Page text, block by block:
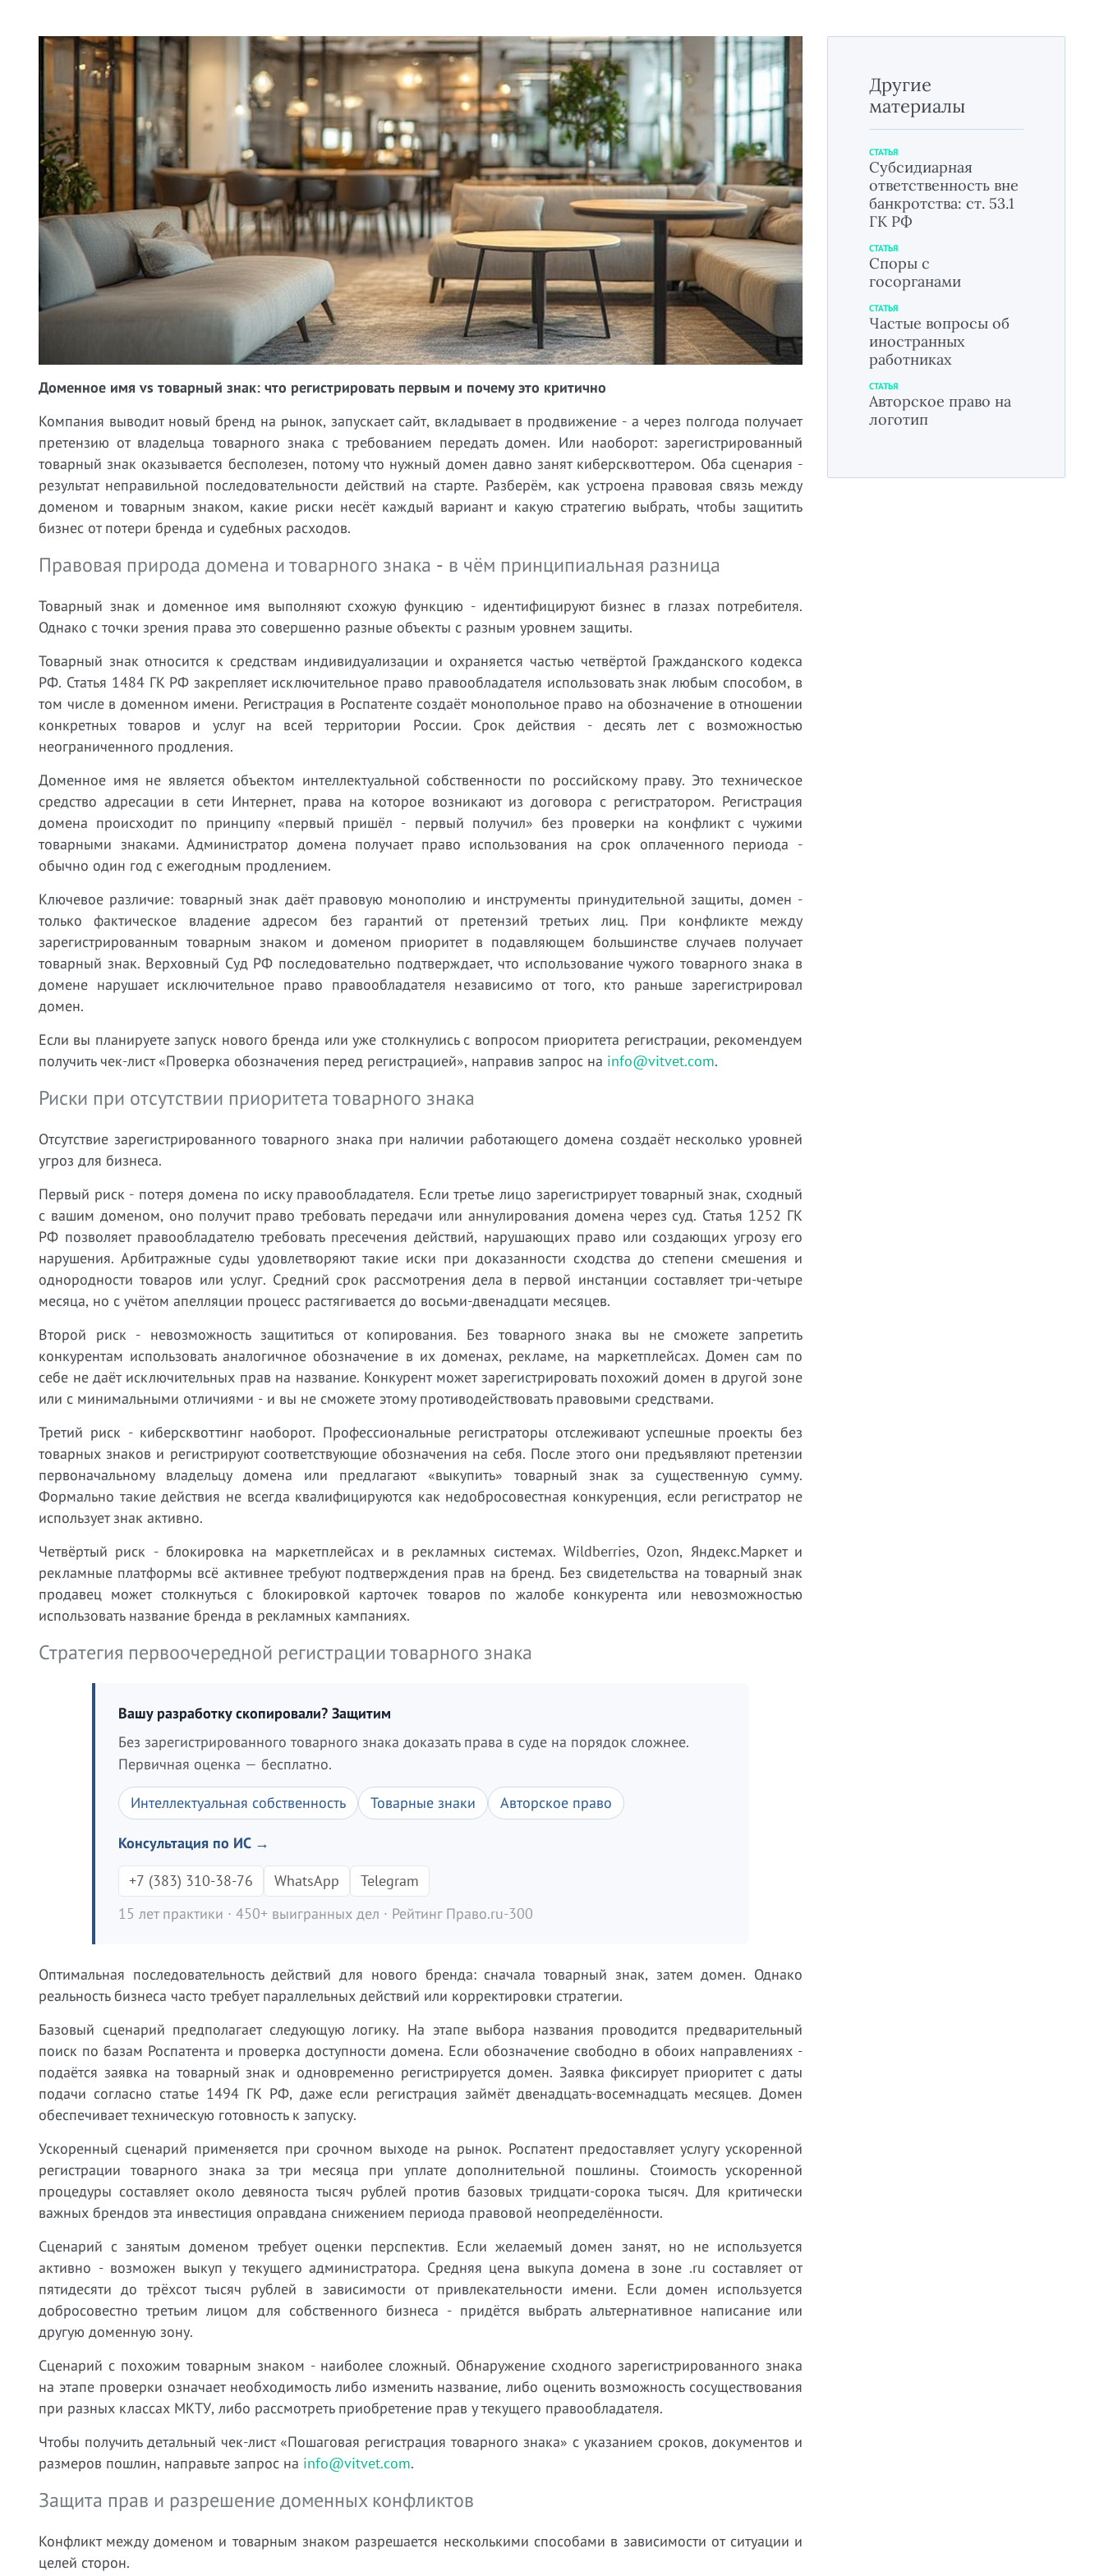
Доменное имя vs товарный знак: что регистрировать первым и почему это критично
Компания выводит новый бренд на рынок, запускает сайт, вкладывает в продвижение - а через полгода получает
претензию от владельца товарного знака с требованием передать домен. Или наоборот: зарегистрированный
товарный знак оказывается бесполезен, потому что нужный домен давно занят киберсквоттером. Оба сценария -
результат неправильной последовательности действий на старте. Разберём, как устроена правовая связь между
доменом и товарным знаком, какие риски несёт каждый вариант и какую стратегию выбрать, чтобы защитить
бизнес от потери бренда и судебных расходов.
Правовая природа домена и товарного знака - в чём принципиальная разница
Товарный знак и доменное имя выполняют схожую функцию - идентифицируют бизнес в глазах потребителя.
Однако с точки зрения права это совершенно разные объекты с разным уровнем защиты.
Товарный знак относится к средствам индивидуализации и охраняется частью четвёртой Гражданского кодекса
РФ. Статья 1484 ГК РФ закрепляет исключительное право правообладателя использовать знак любым способом, в
том числе в доменном имени. Регистрация в Роспатенте создаёт монопольное право на обозначение в отношении
конкретных товаров и услуг на всей территории России. Срок действия - десять лет с возможностью
неограниченного продления.
Доменное имя не является объектом интеллектуальной собственности по российскому праву. Это техническое
средство адресации в сети Интернет, права на которое возникают из договора с регистратором. Регистрация
домена происходит по принципу «первый пришёл - первый получил» без проверки на конфликт с чужими
товарными знаками. Администратор домена получает право использования на срок оплаченного периода -
обычно один год с ежегодным продлением.
Ключевое различие: товарный знак даёт правовую монополию и инструменты принудительной защиты, домен -
только фактическое владение адресом без гарантий от претензий третьих лиц. При конфликте между
зарегистрированным товарным знаком и доменом приоритет в подавляющем большинстве случаев получает
товарный знак. Верховный Суд РФ последовательно подтверждает, что использование чужого товарного знака в
домене нарушает исключительное право правообладателя независимо от того, кто раньше зарегистрировал
домен.
Если вы планируете запуск нового бренда или уже столкнулись с вопросом приоритета регистрации, рекомендуем
получить чек-лист «Проверка обозначения перед регистрацией», направив запрос на info@vitvet.com.
Риски при отсутствии приоритета товарного знака
Отсутствие зарегистрированного товарного знака при наличии работающего домена создаёт несколько уровней
угроз для бизнеса.
Первый риск - потеря домена по иску правообладателя. Если третье лицо зарегистрирует товарный знак, сходный
с вашим доменом, оно получит право требовать передачи или аннулирования домена через суд. Статья 1252 ГК
РФ позволяет правообладателю требовать пресечения действий, нарушающих право или создающих угрозу его
нарушения. Арбитражные суды удовлетворяют такие иски при доказанности сходства до степени смешения и
однородности товаров или услуг. Средний срок рассмотрения дела в первой инстанции составляет три-четыре
месяца, но с учётом апелляции процесс растягивается до восьми-двенадцати месяцев.
Второй риск - невозможность защититься от копирования. Без товарного знака вы не сможете запретить
конкурентам использовать аналогичное обозначение в их доменах, рекламе, на маркетплейсах. Домен сам по
себе не даёт исключительных прав на название. Конкурент может зарегистрировать похожий домен в другой зоне
или с минимальными отличиями - и вы не сможете этому противодействовать правовыми средствами.
Третий риск - киберсквоттинг наоборот. Профессиональные регистраторы отслеживают успешные проекты без
товарных знаков и регистрируют соответствующие обозначения на себя. После этого они предъявляют претензии
первоначальному владельцу домена или предлагают «выкупить» товарный знак за существенную сумму.
Формально такие действия не всегда квалифицируются как недобросовестная конкуренция, если регистратор не
использует знак активно.
Четвёртый риск - блокировка на маркетплейсах и в рекламных системах. Wildberries, Ozon, Яндекс.Маркет и
рекламные платформы всё активнее требуют подтверждения прав на бренд. Без свидетельства на товарный знак
продавец может столкнуться с блокировкой карточек товаров по жалобе конкурента или невозможностью
использовать название бренда в рекламных кампаниях.
Стратегия первоочередной регистрации товарного знака
Вашу разработку скопировали? Защитим
Без зарегистрированного товарного знака доказать права в суде на порядок сложнее.
Первичная оценка — бесплатно.
Интеллектуальная собственность Товарные знаки Авторское право
Консультация по ИС →
+7 (383) 310-38-76
WhatsApp
Telegram
15 лет практики · 450+ выигранных дел · Рейтинг Право.ru-300
Оптимальная последовательность действий для нового бренда: сначала товарный знак, затем домен. Однако
реальность бизнеса часто требует параллельных действий или корректировки стратегии.
Базовый сценарий предполагает следующую логику. На этапе выбора названия проводится предварительный
поиск по базам Роспатента и проверка доступности домена. Если обозначение свободно в обоих направлениях -
подаётся заявка на товарный знак и одновременно регистрируется домен. Заявка фиксирует приоритет с даты
подачи согласно статье 1494 ГК РФ, даже если регистрация займёт двенадцать-восемнадцать месяцев. Домен
обеспечивает техническую готовность к запуску.
Ускоренный сценарий применяется при срочном выходе на рынок. Роспатент предоставляет услугу ускоренной
регистрации товарного знака за три месяца при уплате дополнительной пошлины. Стоимость ускоренной
процедуры составляет около девяноста тысяч рублей против базовых тридцати-сорока тысяч. Для критически
важных брендов эта инвестиция оправдана снижением периода правовой неопределённости.
Сценарий с занятым доменом требует оценки перспектив. Если желаемый домен занят, но не используется
активно - возможен выкуп у текущего администратора. Средняя цена выкупа домена в зоне .ru составляет от
пятидесяти до трёхсот тысяч рублей в зависимости от привлекательности имени. Если домен используется
добросовестно третьим лицом для собственного бизнеса - придётся выбрать альтернативное написание или
другую доменную зону.
Сценарий с похожим товарным знаком - наиболее сложный. Обнаружение сходного зарегистрированного знака
на этапе проверки означает необходимость либо изменить название, либо оценить возможность сосуществования
при разных классах МКТУ, либо рассмотреть приобретение прав у текущего правообладателя.
Чтобы получить детальный чек-лист «Пошаговая регистрация товарного знака» с указанием сроков, документов и
размеров пошлин, направьте запрос на info@vitvet.com.
Защита прав и разрешение доменных конфликтов
Конфликт между доменом и товарным знаком разрешается несколькими способами в зависимости от ситуации и
целей сторон.
Другие
материалы
СТАТЬЯ
Субсидиарная
ответственность вне
банкротства: ст. 53.1
ГК РФ
СТАТЬЯ
Споры с
госорганами
СТАТЬЯ
Частые вопросы об
иностранных
работниках
СТАТЬЯ
Авторское право на
логотип